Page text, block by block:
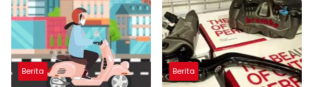
Berita Berita